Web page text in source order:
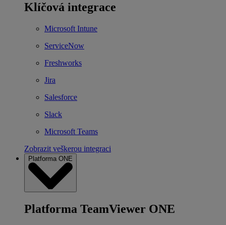
Klíčová integrace
Microsoft Intune
ServiceNow
Freshworks
Jira
Salesforce
Slack
Microsoft Teams
Zobrazit veškerou integraci
Platforma ONE
Platforma TeamViewer ONE